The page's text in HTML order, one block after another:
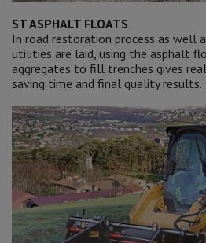
ST ASPHALT FLOATS
In road restoration process as well
utilities are laid, using the asphalt
aggregates to fill trenches gives
saving time and final quality results.